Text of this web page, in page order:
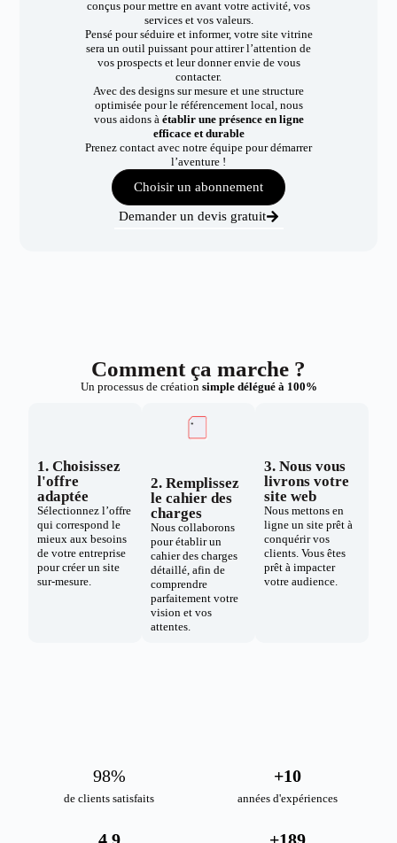
conçus pour mettre en avant votre activité, vos
services et vos valeurs.
Pensé pour séduire et informer, votre site vitrine
sera un outil puissant pour attirer l’attention de
vos prospects et leur donner envie de vous
contacter.
Avec des designs sur mesure et une structure
optimisée pour le référencement local, nous
vous aidons à établir une présence en ligne
efficace et durable
Prenez contact avec notre équipe pour démarrer
l’aventure !
Choisir un abonnement
Demander un devis gratuit
Comment ça marche ?
Un processus de création simple délégué à 100%
1. Choisissez
l'offre
adaptée
Sélectionnez l’offre
qui correspond le
mieux aux besoins
de votre entreprise
pour créer un site
sur-mesure.
2. Remplissez
le cahier des
charges
Nous collaborons
pour établir un
cahier des charges
détaillé, afin de
comprendre
parfaitement votre
vision et vos
attentes.
3. Nous vous
livrons votre
site web
Nous mettons en
ligne un site prêt à
conquérir vos
clients. Vous êtes
prêt à impacter
votre audience.
de clients satisfaits
98%
années d'expériences
+10